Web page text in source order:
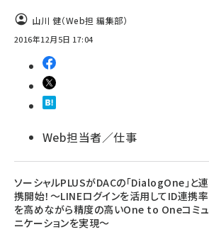
山川 健（Web担 編集部）
2016年12月5日 17:04
Web担当者／仕事
ソーシャルPLUSがDACの「DialogOne」と連
携開始！～LINEログインを活用してID連携率
を高めながら精度の高いOne to Oneコミュ
ニケーションを実現～